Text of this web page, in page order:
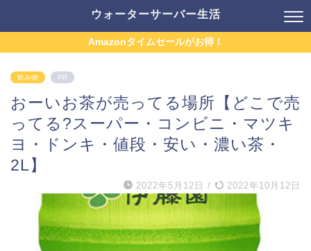
ウォーターサーバー生活
Amazonタイムセールがお得！
飲み物 PR
おーいお茶が売ってる場所【どこで売
ってる?スーパー・コンビニ・マツキ
ヨ・ドンキ・値段・安い・濃い茶・
2L】
2022年5月12日 / 2022年10月12日